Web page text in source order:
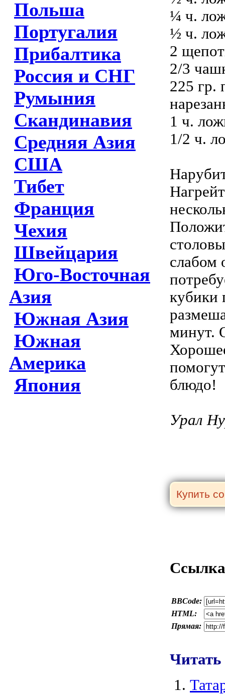
Польша
Португалия
Прибалтика
Россия и СНГ
Румыния
Скандинавия
Средняя Азия
США
Тибет
Франция
Чехия
Швейцария
Юго-Восточная
Азия
Южная Азия
Южная
Америка
Япония
¼ ч.
½ ч.
2
2/3
225 гр.
1 ч.
1/2 ч.
слабом
кубики
минут.
блюдо!
Урал
BBCode:
HTML:
Прямая: